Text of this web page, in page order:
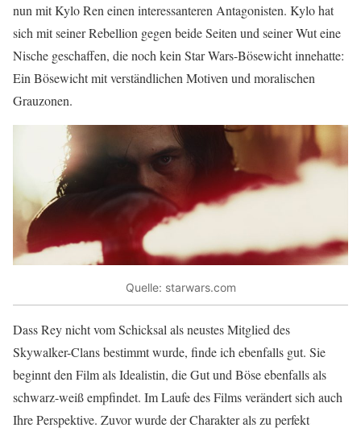
nun mit Kylo Ren einen interessanteren Antagonisten. Kylo hat
sich mit seiner Rebellion gegen beide Seiten und seiner Wut eine
Nische geschaffen, die noch kein Star Wars-Bösewicht innehatte:
Ein Bösewicht mit verständlichen Motiven und moralischen
Grauzonen.
Quelle: starwars.com
Dass Rey nicht vom Schicksal als neustes Mitglied des
Skywalker-Clans bestimmt wurde, finde ich ebenfalls gut. Sie
beginnt den Film als Idealistin, die Gut und Böse ebenfalls als
schwarz-weiß empfindet. Im Laufe des Films verändert sich auch
Ihre Perspektive. Zuvor wurde der Charakter als zu perfekt